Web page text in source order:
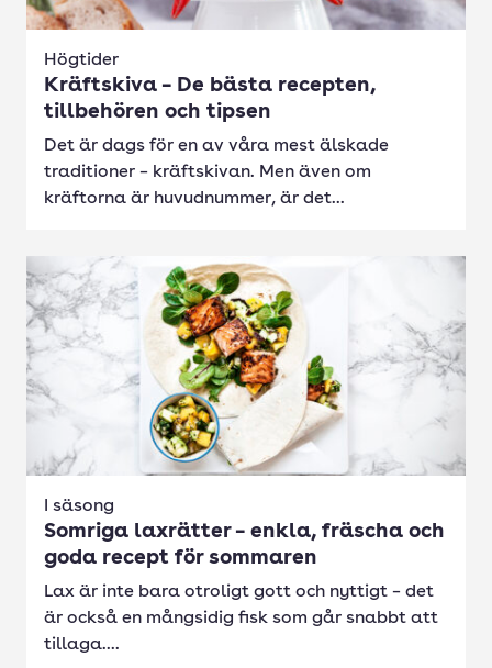
Högtider
Kräftskiva – De bästa recepten,
tillbehören och tipsen
Det är dags för en av våra mest älskade
traditioner – kräftskivan. Men även om
kräftorna är huvudnummer, är det...
I säsong
Somriga laxrätter – enkla, fräscha och
goda recept för sommaren
Lax är inte bara otroligt gott och nyttigt – det
är också en mångsidig fisk som går snabbt att
tillaga....